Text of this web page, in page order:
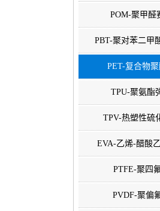
POM-聚甲醛
PBT-聚对苯二甲
PET-复合物
TPU-聚氨酯
TPV-热塑性硫
EVA-乙烯-醋酸
PTFE-聚四
PVDF-聚偏